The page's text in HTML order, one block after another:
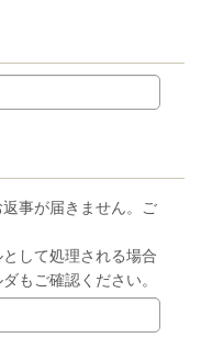
事が届きません。ご
して処理される場合
もご確認ください。